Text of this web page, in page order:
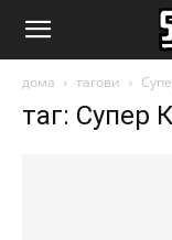
SuperSport.mk
дома тагови
таг: Супер